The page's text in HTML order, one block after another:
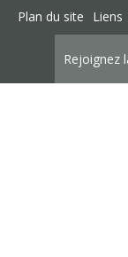
Plan du site Liens
Rejoignez